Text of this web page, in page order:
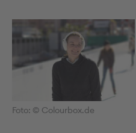
Foto: © Colourbox.de